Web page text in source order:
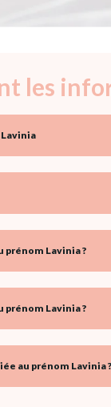
les
prénom Lavinia ?
prénom Lavinia ?
au prénom Lavinia ?